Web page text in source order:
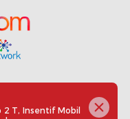
Karir
Kotak Pos
Disclaimer
2 T, Insentif Mobil